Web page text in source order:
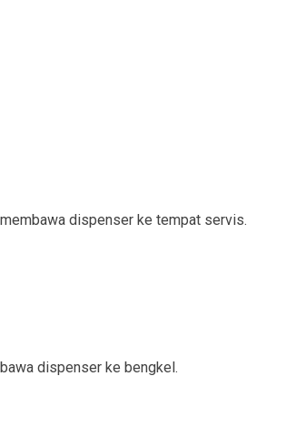
dispenser ke tempat servis.
dispenser ke bengkel.